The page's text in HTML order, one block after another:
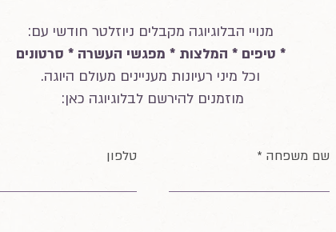
מנויי הבלוגיוגה מקבלים ניוזלטר חודשי עם:
* טיפים * המלצות * מפגשי העשרה * סרטונים
וכל מיני רעיונות מעניינים מעולם היוגה.
מוזמנים להירשם לבלוגיוגה כאן:
טלפון שם משפחה